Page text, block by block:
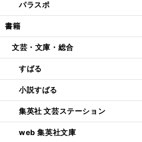
パラスポ
書籍
文芸・文庫・総合
すばる
小説すばる
集英社 文芸ステーション
web 集英社文庫